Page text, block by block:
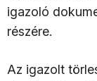
igazoló
részére.
Az igazolt